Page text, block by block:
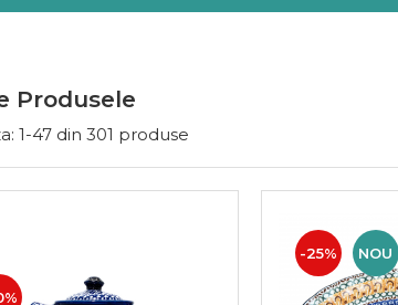
Produsele
1-47din 301 produse
-25% NOU